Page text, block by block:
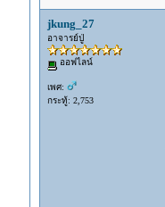
jkung_27
อาจารย์ปู่
ออฟไลน์
เพศ:
กระทู้: 2,753